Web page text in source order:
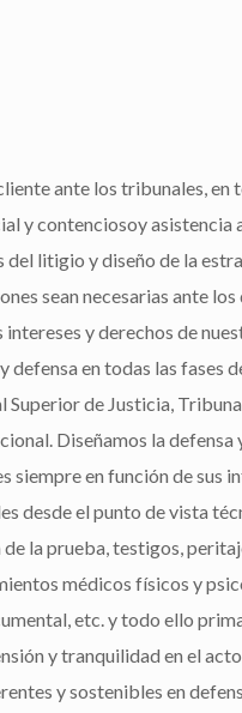
ante los tribunales, en
y contenciosoy asistencia
litigio y diseño de la
sean necesarias ante
y derechos de
defensa en todas las fases
Superior de Justicia,
Diseñamos la defensa
siempre en función de sus
desde el punto de vista
la prueba, testigos,
médicos físicos y
etc. y todo ello
y tranquilidad en el
y sostenibles en